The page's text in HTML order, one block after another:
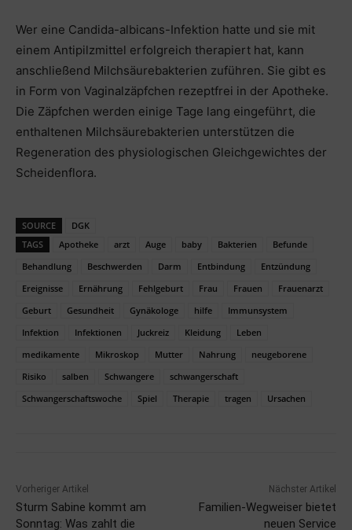
Wer eine Candida-albicans-Infektion hatte und sie mit
einem Antipilzmittel erfolgreich therapiert hat, kann
anschließend Milchsäurebakterien zuführen. Sie gibt es
in Form von Vaginalzäpfchen rezeptfrei in der Apotheke.
Die Zäpfchen werden einige Tage lang eingeführt, die
enthaltenen Milchsäurebakterien unterstützen die
Regeneration des physiologischen Gleichgewichtes der
Scheidenflora.
SOURCE
DGK
TAGS
Apotheke arzt Auge baby Bakterien
Befunde
Behandlung
Beschwerden Darm Entbindung
Entzündung
Ereignisse
Ernährung Fehlgeburt Frau Frauen
Frauenarzt
Geburt
Gesundheit Gynäkologe hilfe
Immunsystem
Infektion
Infektionen Juckreiz Kleidung
Leben
medikamente
Mikroskop Mutter Nahrung
neugeborene
Risiko
salben Schwangere
schwangerschaft
Schwangerschaftswoche
Spiel Therapie tragen Ursachen
Vorheriger Artikel
Sturm Sabine kommt am
Sonntag: Was zahlt die
Nächster Artikel
Familien-Wegweiser bietet
neuen Service